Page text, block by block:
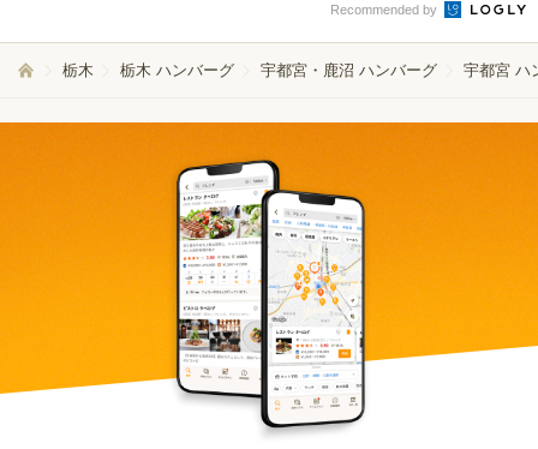
Recommended by
栃木 栃木 ハンバーグ 宇都宮・鹿沼 ハンバーグ 宇都宮 ハ